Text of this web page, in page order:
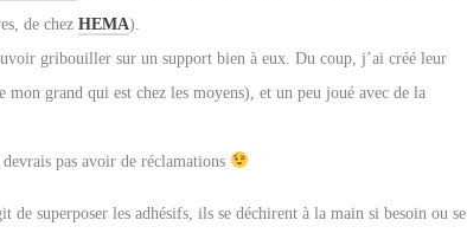
de chezHEMA).
gribouiller sur un support bien à eux. Du coup, j’ai créé leur
grand qui est chez les moyens), et un peu joué avec de la
pas avoir de réclamations
de superposer les adhésifs, ils se déchirent à la main si besoin ou se